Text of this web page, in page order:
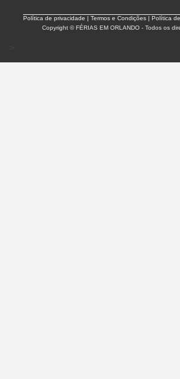
Política de privacidade |Termos e Condições | Política
Copyright © FÉRIAS EM ORLANDO - Todos os